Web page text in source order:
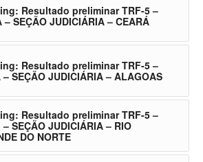
Resultado preliminar TRF-5 –
– SEÇÃO JUDICIÁRIA – CEARÁ
Resultado preliminar TRF-5 –
– SEÇÃO JUDICIÁRIA – ALAGOAS
Resultado preliminar TRF-5 –
SEÇÃO JUDICIÁRIA – RIO
DO NORTE